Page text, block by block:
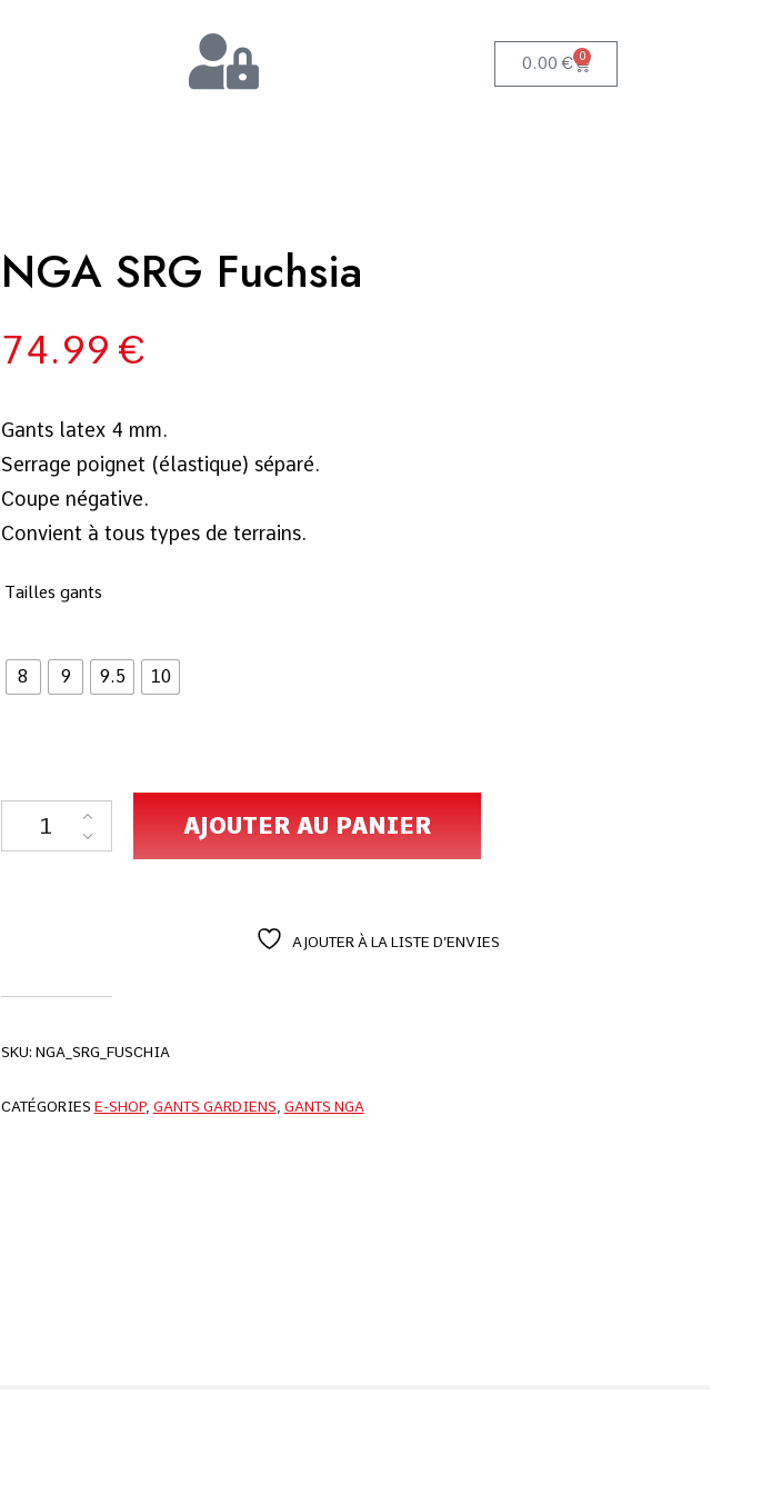
0.00€ 0
NGA SRG Fuchsia
74.99€
Gants latex 4 mm.
Serrage poignet (élastique) séparé.
Coupe négative.
Convient à tous types de terrains.
Tailles gants
8 9 9.5 10
AJOUTER AU PANIER
AJOUTER À LA LISTE D’ENVIES
SKU: NGA_SRG_FUSCHIA
CATÉGORIES E-SHOP, GANTS GARDIENS, GANTS NGA